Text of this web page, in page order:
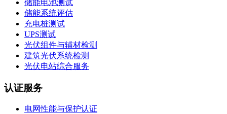
储能电池测试
储能系统评估
充电桩测试
UPS测试
光伏组件与辅材检测
建筑光伏系统检测
光伏电站综合服务
认证服务
电网性能与保护认证